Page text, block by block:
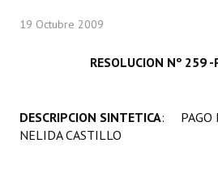
Comisiones Especiales
Concejales Mandato Cumplido
LEGISLACIÓN
19 Octubre 2009
RESOLUCION Nº 259
DESCRIPCION SINTETICA: PAGO
NELIDA CASTILLO 